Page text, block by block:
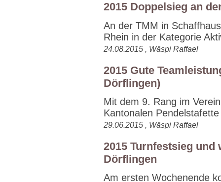
2015 Doppelsieg an
An der TMM in
Rhein in der Kategorie
24.08.2015 , Wäspi Raffael
2015 Gute
Dörflingen)
Mit dem 9. Rang im
Kantonalen
29.06.2015 , Wäspi Raffael
2015 Turnfestsieg und
Dörflingen
Am ersten Wochenende